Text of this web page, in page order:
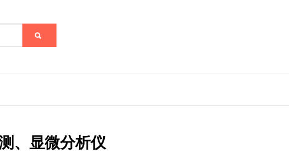
、显微分析仪